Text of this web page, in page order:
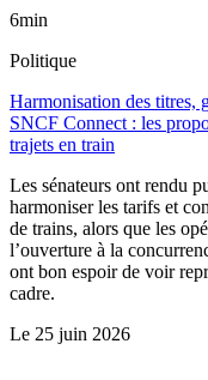
6min
Politique
Harmonisation des titres,
SNCF Connect : les
trajets en train
Les sénateurs ont rendu
harmoniser les tarifs et
de trains, alors que les
l’ouverture à la
ont bon espoir de voir
cadre.
Le 25 juin 2026